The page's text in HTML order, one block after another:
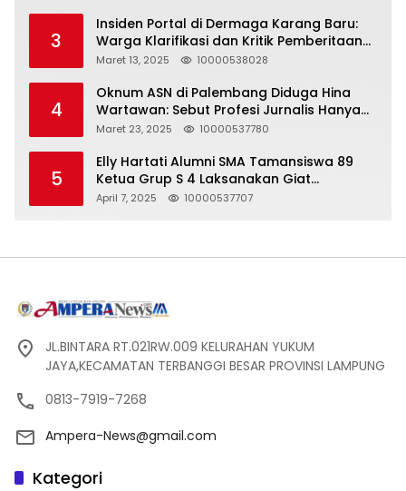
3
Insiden Portal di Dermaga Karang Baru:
Warga Klarifikasi dan Kritik Pemberitaan
yang Tidak Akurat
Maret 13, 2025 10000538028
4
Oknum ASN di Palembang Diduga Hina
Wartawan: Sebut Profesi Jurnalis Hanya
Seharga 2 Liter Bensin, Berujung Dugaan
Maret 23, 2025 10000537780
5
Elly Hartati Alumni SMA Tamansiswa 89
Ketua Grup S 4 Laksanakan Giat
Silaturahmi
April 7, 2025 10000537707
JL.BINTARA RT.021RW.009 KELURAHAN YUKUM
JAYA,KECAMATAN TERBANGGI BESAR PROVINSI LAMPUNG
0813-7919-7268
Ampera-News@gmail.com
Kategori